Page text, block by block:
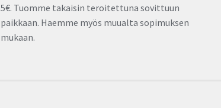
5€. Tuomme takaisin teroitettuna sovittuun
paikkaan. Haemme myös muualta sopimuksen
mukaan.